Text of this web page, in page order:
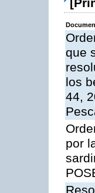
que
los
44,
por